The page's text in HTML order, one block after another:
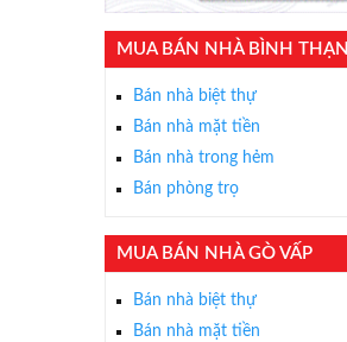
×
MUA BÁN NHÀ BÌNH
Bán nhà biệt thự
Bán nhà mặt tiền
Bán nhà trong hẻm
Bán phòng trọ
MUA BÁN NHÀ GÒ VẤP
Bán nhà biệt thự
Bán nhà mặt tiền